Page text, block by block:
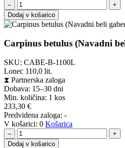
–
+
Dodaj v košarico
Carpinus betulus (Navadni
SKU: CABE-B-1100L
Lonec 110,0 lit.
⧗ Partnerska zaloga
Dobava: 15–30 dni
Min. količina: 1 kos
233,30 €
Predvidena zaloga: -
V košarici: 0 Košarica
–
+
Dodaj v košarico